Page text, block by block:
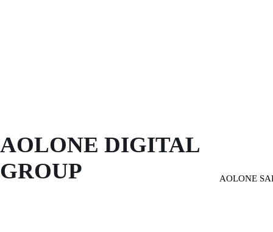
AOLONE DIGITAL
GROUP
AOLONE